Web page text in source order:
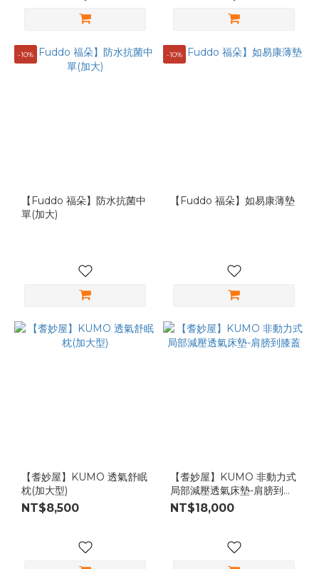
-10%
【Fuddo 福朵】防水抗菌中
單(加大)
-10%
【Fuddo 福朵】如易康薄墊
【耆妙屋】KUMO 透氣舒眠
枕(加大型)
NT$8,500
【耆妙屋】KUMO 非動力式
局部減壓透氣床墊-肩膀到膝
蓋
NT$18,000